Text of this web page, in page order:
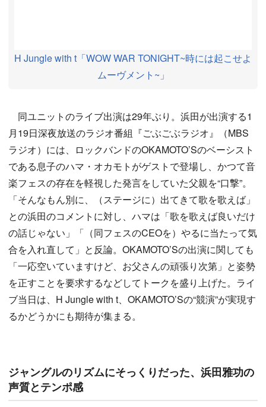
H Jungle with t「WOW WAR TONIGHT~時には起こせよ
ムーヴメント~」
同ユニットのライブ出演は29年ぶり。浜田が出演する1
月19日深夜放送のラジオ番組『ごぶごぶラジオ』（MBS
ラジオ）には、ロックバンドのOKAMOTO’Sのベーシスト
である息子のハマ・オカモトがゲストで登場し、かつて音
楽フェスの存在を軽視した発言をしていた父親を“口撃”。
「そんなもん別に、（ステージに）出てきて歌を歌えば」
との浜田のコメントに対し、ハマは「歌を歌えば良いだけ
の話じゃない」「（同フェスのCEOを）やるに当たって気
合を入れ直して」と反論。OKAMOTO’Sの出演に関しても
「一応空いていますけど、お父さんの頑張り次第」と姿勢
を正すことを要求するなどしてトークを盛り上げた。ライ
ブ当日は、H Jungle with t、OKAMOTO’Sの“競演”が実現す
るかどうかにも期待が集まる。
ジャングルのリズムにそっくりだった、浜田雅功の
声質とテンポ感